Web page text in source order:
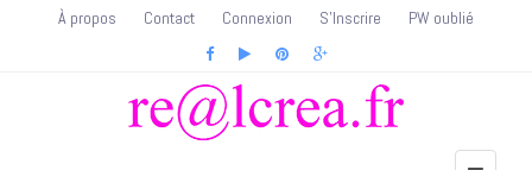
À propos Contact Connexion S'Inscrire PW oublié